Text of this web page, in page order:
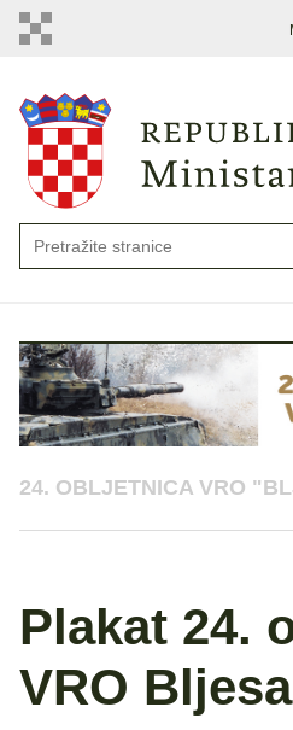
24. OBLJETNICA VRO
Plakat 24.
VRO